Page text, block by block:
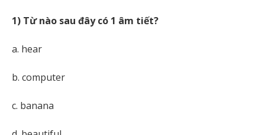
1) Từ nào sau đây có 1 âm tiết?
a. hear
b. computer
c. banana